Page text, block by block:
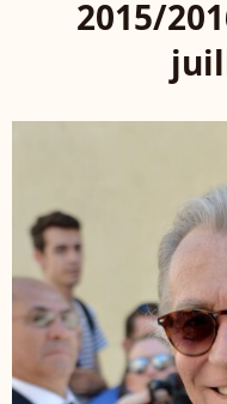
2015/